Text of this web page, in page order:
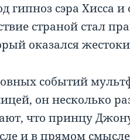
гипноз сэра Хисса
страной стал
оказался
событий
он несколько
что принцу
и в прямом